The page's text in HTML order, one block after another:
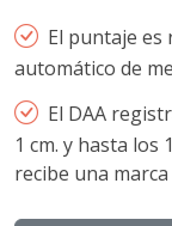
El puntaje
automático de
El DAA
1 cm. y hasta los
recibe una marca